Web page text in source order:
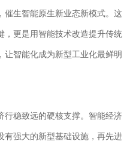
催生智能原生新业态新模式。这
，更是用智能技术改造提升传统
让智能化成为新型工业化最鲜明
行稳致远的硬核支撑。智能经济
有强大的新型基础设施，再先进